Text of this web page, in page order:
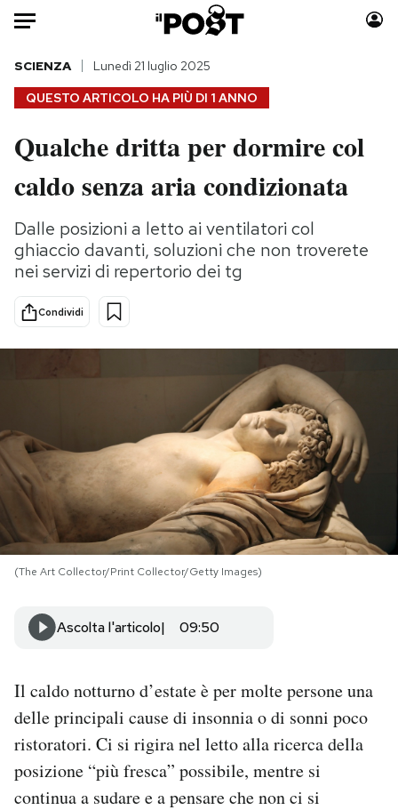
Auto
HOME
Italia
Politica
Tecnologia
Internet
Scienza
Cultura
Economia
Moda
Consumismi
Storie/Idee
Ok Boomer!
Media
NEWSLETTER
I MIEI PREFERITI
SHOP
AREA PERSONALE
Area Personale
QUESTO ARTICOLO HA PIÙ DI 1 ANNO
SCIENZA Lunedì 21 luglio 2025
Qualche dritta per dormire col
caldo senza aria condizionata
Dalle posizioni a letto ai ventilatori col
ghiaccio davanti, soluzioni che non troverete
nei servizi di repertorio dei tg
Condividi
(The Art Collector/Print Collector/Getty Images)
Ascolta l'articolo 09:50
Il caldo notturno d’estate è per molte persone una
delle principali cause di insonnia o di sonni poco
ristoratori. Ci si rigira nel letto alla ricerca della
posizione “più fresca” possibile, mentre si
continua a sudare e a pensare che non ci si